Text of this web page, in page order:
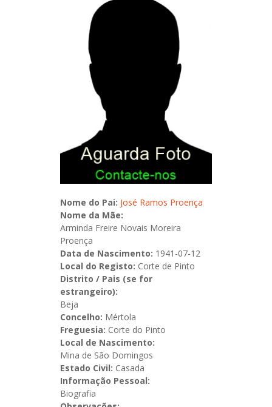
Nome do Pai: José Ramos Proença
Nome da Mãe:
Arminda Freire Novais Moreira
Proença
Data de Nascimento: 1941-07-12
Local do Registo: Corte de Pinto
Distrito / Pais (se for
estrangeiro):
Beja
Concelho: Mértola
Freguesia: Corte do Pinto
Local de Nascimento:
Mina de São Domingos
Estado Civil: Casada
Informação Pessoal:
Biografia